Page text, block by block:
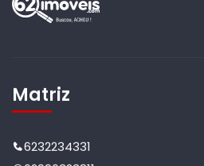
Matriz
6232234331